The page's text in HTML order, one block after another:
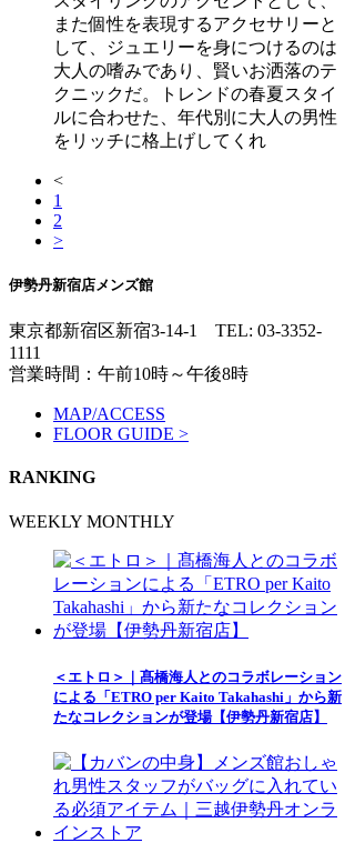
また個性を表現するアクセサリーと
して、ジュエリーを身につけるのは
大人の嗜みであり、賢いお洒落のテ
クニックだ。トレンドの春夏スタイ
ルに合わせた、年代別に大人の男性
をリッチに格上げしてくれ
<
1
2
>
伊勢丹新宿店メンズ館
東京都新宿区新宿3-14-1 TEL: 03-3352-
1111
営業時間：午前10時～午後8時
MAP/ACCESS
FLOOR GUIDE >
RANKING
WEEKLY MONTHLY
＜エトロ＞｜髙橋海人とのコラボレーション
による「ETRO per Kaito Takahashi」から新
たなコレクションが登場【伊勢丹新宿店】